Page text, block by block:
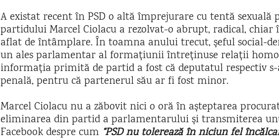
A existat recent în PSD o altă împrejurare cu tentă sexuală
partidului Marcel Ciolacu a rezolvat-o abrupt, radical, chiar
aflat de întâmplare. În toamna anului trecut, șeful social-
un ales parlamentar al formațiunii întreținuse relații
informația primită de partid a fost că deputatul respectiv
penală, pentru că partenerul său ar fi fost minor.
Marcel Ciolacu nu a zăbovit nici o oră în așteptarea
eliminarea din partid a parlamentarului și transmiterea
Facebook despre cum “PSD nu tolerează în niciun fel